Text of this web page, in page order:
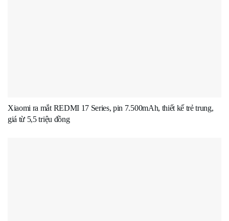
Xiaomi ra mắt REDMI 17 Series, pin 7.500mAh, thiết kế trẻ trung,
giá từ 5,5 triệu đồng